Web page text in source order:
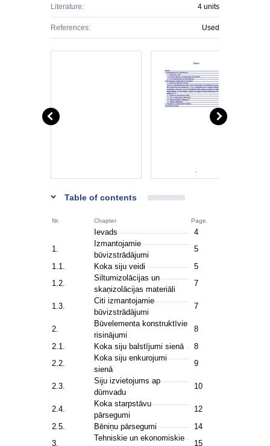
Literature: 4 units
References: Used
Table of contents
Nr. Chapter Page.
Ievads
4
1.
Izmantojamie
būvizstrādājumi
5
1.1.
Koka siju veidi
5
1.2.
Siltumizolācijas un
skaņizolācijas materiāli
7
1.3.
Citi izmantojamie
būvizstrādājumi
7
2.
Būvelementa konstruktīvie
risinājumi
8
2.1.
Koka siju balstījumi sienā
8
2.2.
Koka siju enkurojumi
sienā
9
2.3.
Siju izvietojums ap
dūmvadu
10
2.4.
Koka starpstāvu
pārsegumi
12
2.5.
Bēniņu pārsegumi
14
3.
Tehniskie un ekonomiskie
15